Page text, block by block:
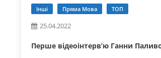
Інші Пряма Мова ТОП
25.04.2022
Перше відеоінтерв’ю Ганни